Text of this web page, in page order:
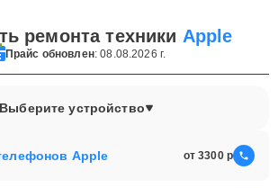
ремонта техники Apple
Прайс обновлен: 08.08.2026 г.
Выберите устройство
Apple от 3300